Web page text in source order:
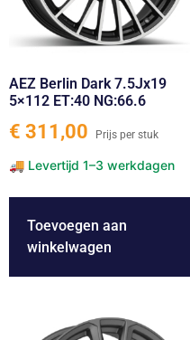
AEZ Berlin Dark 7.5Jx19
5×112 ET:40 NG:66.6
€ 311,00
Toevoegen aan
winkelwagen